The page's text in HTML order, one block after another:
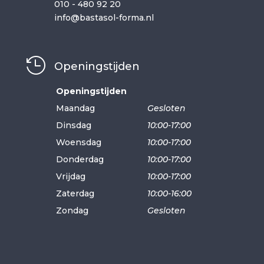
010 - 480 92 20
info@bastasol-forma.nl
 Openingstijden
Openingstijden
Maandag
Gesloten
Dinsdag
10:00-17:00
Woensdag
10:00-17:00
Donderdag
10:00-17:00
Vrijdag
10:00-17:00
Zaterdag
10:00-16:00
Zondag
Gesloten